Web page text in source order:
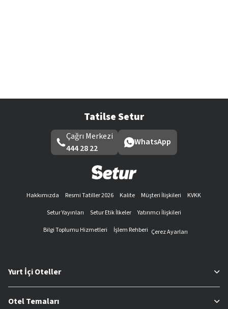
Tatilse Setur
Çağrı Merkezi
444 28 22
WhatsApp
Hakkımızda Resmi Tatiller 2026 Kalite Müşteri İlişkileri
KVKK
Setur Yayınları
Setur Etik İlkeler
Yatırımcı İlişkileri
Bilgi Toplumu Hizmetleri
İşlem Rehberi Çerez Ayarları
Yurt İçi Oteller
Otel Temaları